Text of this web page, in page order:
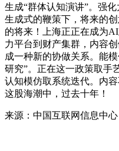
生成“群体认知演讲”。强
生成式的鞭策下，将来的
的将来！上海正正在成为
力平台到财产集群，内容
成一种新的协做关系。能
研究”。正在这一政策取手
认知模仿取系统迭代。内
这股海潮中，过去十年！
来源：中国互联网信息中心